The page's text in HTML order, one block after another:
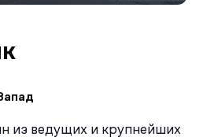
из ведущих и крупнейших